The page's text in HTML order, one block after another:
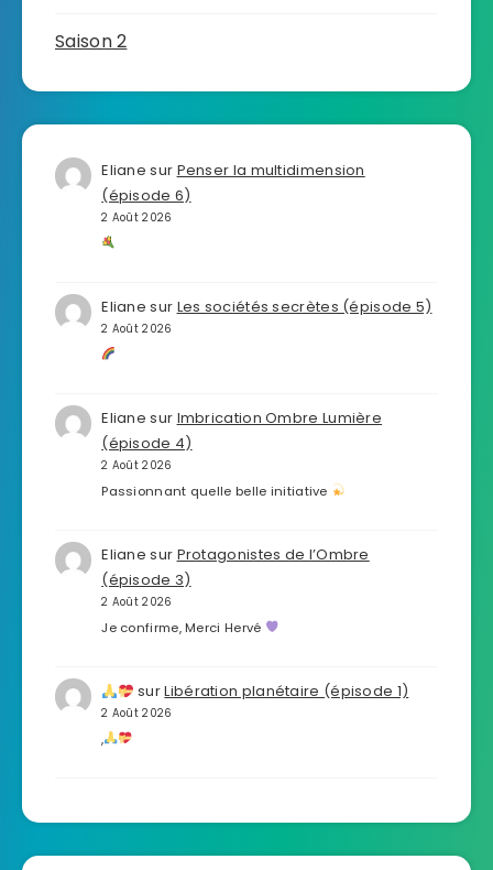
Saison 2
Eliane sur Penser la multidimension
(épisode 6)
2 Août 2026
Eliane sur Les sociétés secrètes (épisode 5)
2 Août 2026
Eliane sur Imbrication Ombre Lumière
(épisode 4)
2 Août 2026
Passionnant quelle belle initiative
Eliane sur Protagonistes de l’Ombre
(épisode 3)
2 Août 2026
Je confirme, Merci Hervé
surLibération planétaire (épisode 1)
2 Août 2026
,